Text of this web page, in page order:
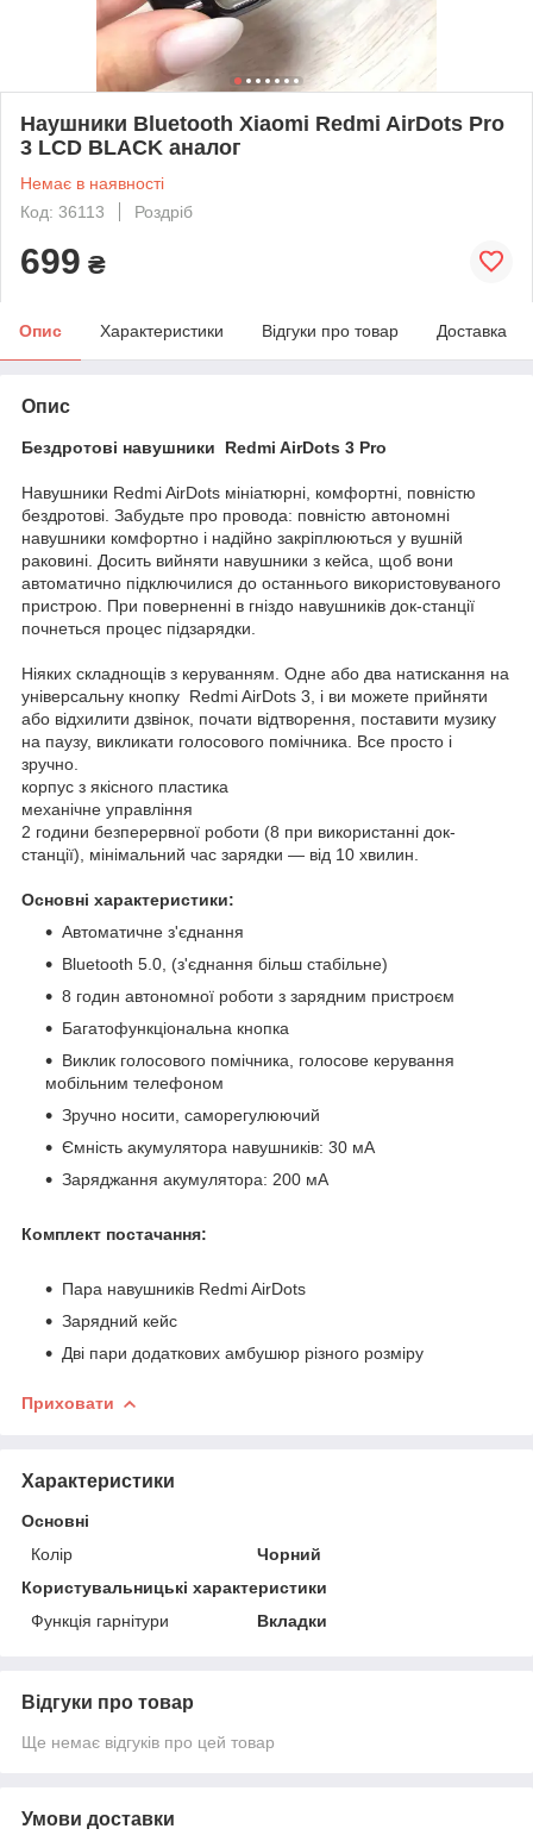
Наушники Bluetooth Xiaomi Redmi AirDots Pro
3 LCD BLACK аналог
Немає в наявності
Код: 36113
Роздріб
699 ₴
Опис Характеристики Відгуки про товар Доставка
Опис
Бездротові навушники Redmi AirDots 3 Pro
Навушники Redmi AirDots мініатюрні, комфортні, повністю
бездротові. Забудьте про провода: повністю автономні
навушники комфортно і надійно закріплюються у вушній
раковині. Досить вийняти навушники з кейса, щоб вони
автоматично підключилися до останнього використовуваного
пристрою. При поверненні в гніздо навушників док-станції
почнеться процес підзарядки.
Ніяких складнощів з керуванням. Одне або два натискання на
універсальну кнопку Redmi AirDots 3, і ви можете прийняти
або відхилити дзвінок, почати відтворення, поставити музику
на паузу, викликати голосового помічника. Все просто і
зручно.
корпус з якісного пластика
механічне управління
2 години безперервної роботи (8 при використанні док-
станції), мінімальний час зарядки — від 10 хвилин.
Основні характеристики:
Автоматичне з'єднання
Bluetooth 5.0, (з'єднання більш стабільне)
8 годин автономної роботи з зарядним пристроєм
Багатофункціональна кнопка
Виклик голосового помічника, голосове керування
мобільним телефоном
Зручно носити, саморегулюючий
Ємність акумулятора навушників: 30 мA
Заряджання акумулятора: 200 мA
Комплект постачання:
Пара навушників Redmi AirDots
Зарядний кейс
Дві пари додаткових амбушюр різного розміру
Приховати
Характеристики
Основні
Колір
Чорний
Користувальницькі характеристики
Функція гарнітури
Вкладки
Відгуки про товар
Ще немає відгуків про цей товар
Умови доставки